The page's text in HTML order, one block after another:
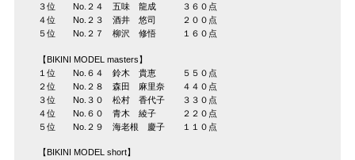
３位 No.２４ 五味 龍成 ３６０点
４位 No.２３ 酒井 悠司 ２００点
５位 No.２７ 柳沢 修悟 １６０点
【BIKINI MODEL masters】
１位 No.６４ 鈴木 貴恵 ５５０点
２位 No.２８ 森田 麻里奈 ４４０点
３位 No.３０ 松村 香代子 ３３０点
４位 No.６０ 青木 綾子 ２２０点
５位 No.２９ 海老根 慶子 １１０点
【BIKINI MODEL short】